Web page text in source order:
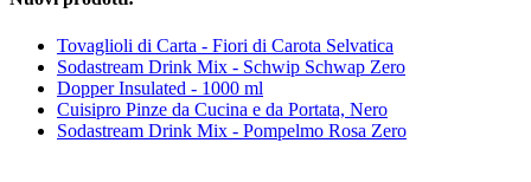
Tovaglioli di Carta - Fiori di Carota Selvatica
Sodastream Drink Mix - Schwip Schwap Zero
Dopper Insulated - 1000 ml
Cuisipro Pinze da Cucina e da Portata, Nero
Sodastream Drink Mix - Pompelmo Rosa Zero